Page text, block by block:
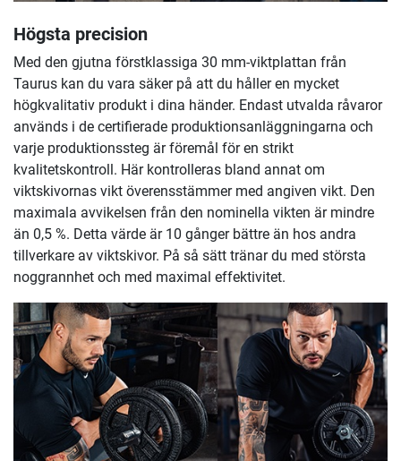
Högsta precision
Med den gjutna förstklassiga 30 mm-viktplattan från
Taurus kan du vara säker på att du håller en mycket
högkvalitativ produkt i dina händer. Endast utvalda råvaror
används i de certifierade produktionsanläggningarna och
varje produktionssteg är föremål för en strikt
kvalitetskontroll. Här kontrolleras bland annat om
viktskivornas vikt överensstämmer med angiven vikt. Den
maximala avvikelsen från den nominella vikten är mindre
än 0,5 %. Detta värde är 10 gånger bättre än hos andra
tillverkare av viktskivor. På så sätt tränar du med största
noggrannhet och med maximal effektivitet.